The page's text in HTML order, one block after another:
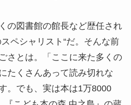
の図書館の館長など歴任され
ペシャリスト“だ。そんな前
さとは。「ここに来た多くの
たくさんあって読み切れな
。でも、実は本は1万8000